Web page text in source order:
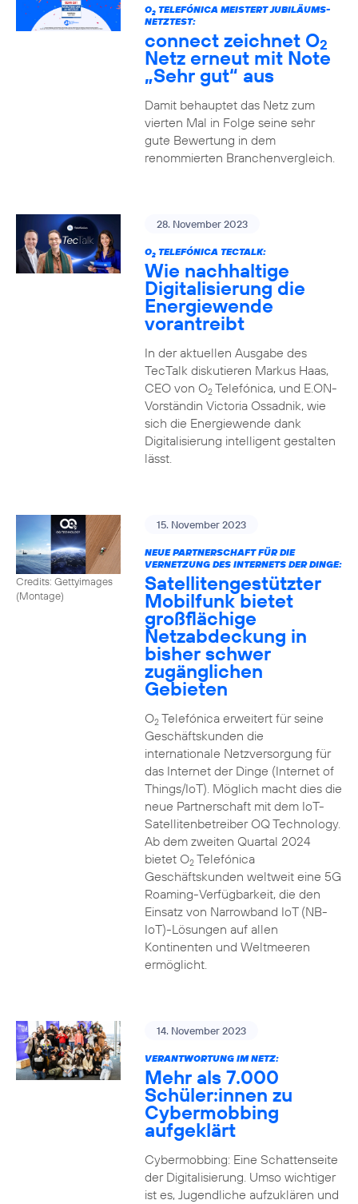
O2TELEFÓNICA MEISTERT JUBILÄUMS-
NETZTEST:
connect zeichnet O2
Netz erneut mit Note
„Sehr gut“ aus
Damit behauptet das Netz zum
vierten Mal in Folge seine sehr
gute Bewertung in dem
renommierten Branchenvergleich.
28. November 2023
O2TELEFÓNICA TECTALK:
Wie nachhaltige
Digitalisierung die
Energiewende
vorantreibt
In der aktuellen Ausgabe des
TecTalk diskutieren Markus Haas,
CEO von O2Telefónica, und E.ON-
Vorständin Victoria Ossadnik, wie
sich die Energiewende dank
Digitalisierung intelligent gestalten
lässt.
Credits: Gettyimages
(Montage)
15. November 2023
NEUE PARTNERSCHAFT FÜR DIE
VERNETZUNG DES INTERNETS DER DINGE:
Satellitengestützter
Mobilfunk bietet
großflächige
Netzabdeckung in
bisher schwer
zugänglichen
Gebieten
O2Telefónica erweitert für seine
Geschäftskunden die
internationale Netzversorgung für
das Internet der Dinge (Internet of
Things/IoT). Möglich macht dies die
neue Partnerschaft mit dem IoT-
Satellitenbetreiber OQ Technology.
Ab dem zweiten Quartal 2024
bietet O2Telefónica
Geschäftskunden weltweit eine 5G
Roaming-Verfügbarkeit, die den
Einsatz von Narrowband IoT (NB-
IoT)-Lösungen auf allen
Kontinenten und Weltmeeren
ermöglicht.
14. November 2023
VERANTWORTUNG IM NETZ:
Mehr als 7.000
Schüler:innen zu
Cybermobbing
aufgeklärt
Cybermobbing: Eine Schattenseite
der Digitalisierung. Umso wichtiger
ist es, Jugendliche aufzuklären und